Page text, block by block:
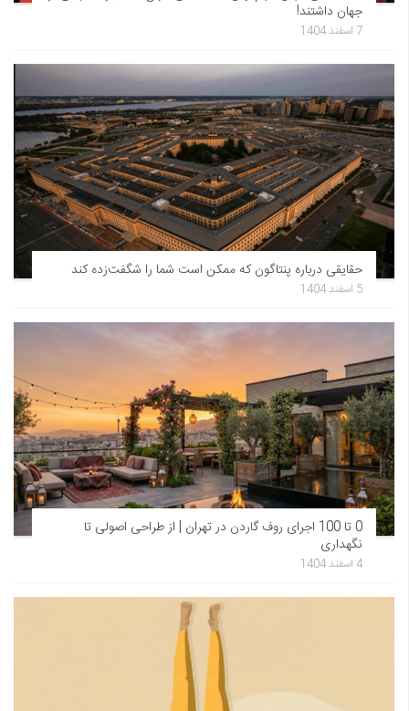
جهان داشتند!
7 اسفند 1404
حقایقی درباره پنتاگون که ممکن است شما را شگفت‌زده کند
5 اسفند 1404
0 تا 100 اجرای روف گاردن در تهران | از طراحی اصولی تا
نگهداری
4 اسفند 1404